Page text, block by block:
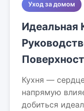
Уход за домом
Идеальная
Кухня —
напрямую
добиться